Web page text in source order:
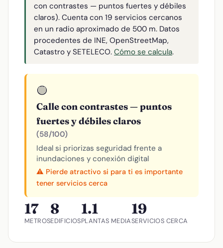
con contrastes — puntos fuertes y débiles
claros). Cuenta con 19 servicios cercanos
en un radio aproximado de 500 m. Datos
procedentes de INE, OpenStreetMap,
Catastro y SETELECO. Cómo se calcula.
🟡
Calle con contrastes — puntos
fuertes y débiles claros
(58/100)
Ideal si priorizas seguridad frente a
inundaciones y conexión digital
⚠️ Pierde atractivo si para ti es importante
tener servicios cerca
17
METROS
8
EDIFICIOS
1.1
PLANTAS MEDIA
19
SERVICIOS CERCA